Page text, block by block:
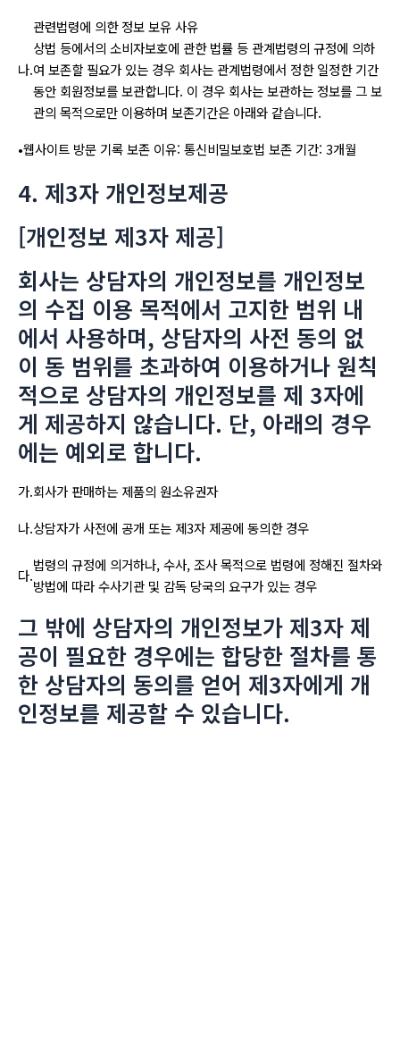
나.
관련법령에 의한 정보 보유 사유
상법 등에서의 소비자보호에 관한 법률 등 관계법령의 규정에 의하
여 보존할 필요가 있는 경우 회사는 관계법령에서 정한 일정한 기간
동안 회원정보를 보관합니다. 이 경우 회사는 보관하는 정보를 그 보
관의 목적으로만 이용하며 보존기간은 아래와 같습니다.
•웹사이트 방문 기록 보존 이유: 통신비밀보호법 보존 기간: 3개월
4. 제3자 개인정보제공
[개인정보 제3자 제공]
회사는 상담자의 개인정보를 개인정보
의 수집 이용 목적에서 고지한 범위 내
에서 사용하며, 상담자의 사전 동의 없
이 동 범위를 초과하여 이용하거나 원칙
적으로 상담자의 개인정보를 제 3자에
게 제공하지 않습니다. 단, 아래의 경우
에는 예외로 합니다.
가.회사가 판매하는 제품의 원소유권자
나.상담자가 사전에 공개 또는 제3자 제공에 동의한 경우
다.
법령의 규정에 의거하나, 수사, 조사 목적으로 법령에 정해진 절차와
방법에 따라 수사기관 및 감독 당국의 요구가 있는 경우
그 밖에 상담자의 개인정보가 제3자 제
공이 필요한 경우에는 합당한 절차를 통
한 상담자의 동의를 얻어 제3자에게 개
인정보를 제공할 수 있습니다.